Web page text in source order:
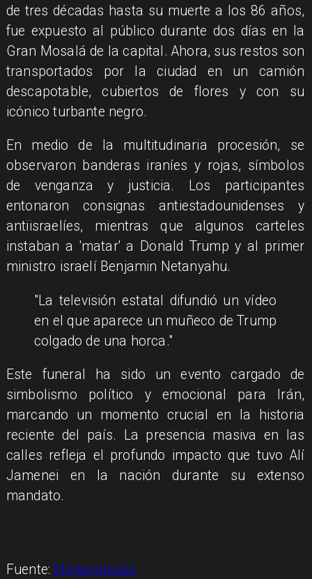
de tres décadas hasta su muerte a los 86 años,
fue expuesto al público durante dos días en la
Gran Mosalá de la capital. Ahora, sus restos son
transportados por la ciudad en un camión
descapotable, cubiertos de flores y con su
icónico turbante negro.
En medio de la multitudinaria procesión, se
observaron banderas iraníes y rojas, símbolos
de venganza y justicia. Los participantes
entonaron consignas antiestadounidenses y
antiisraelíes, mientras que algunos carteles
instaban a 'matar' a Donald Trump y al primer
ministro israelí Benjamin Netanyahu.
"La televisión estatal difundió un vídeo
en el que aparece un muñeco de Trump
colgado de una horca."
Este funeral ha sido un evento cargado de
simbolismo político y emocional para Irán,
marcando un momento crucial en la historia
reciente del país. La presencia masiva en las
calles refleja el profundo impacto que tuvo Alí
Jamenei en la nación durante su extenso
mandato.
Fuente: Meganoticias